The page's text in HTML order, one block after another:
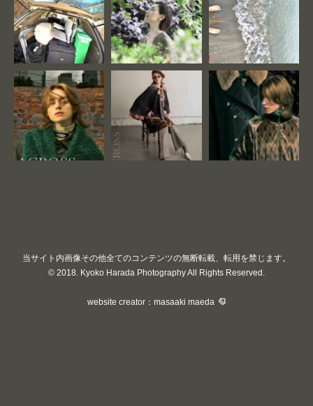
当サイト内画像その他全てのコンテンツの無断転載、転用を禁じます。
© 2018. Kyoko Harada Photography All Rights Reserved.
website creator：masaaki maeda